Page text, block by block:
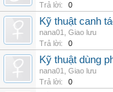
Trả lời:
0
Kỹ thuật canh
nana01
Giao lưu
Trả lời:
0
Kỹ thuật dùng
nana01
Giao lưu
Trả lời:
0